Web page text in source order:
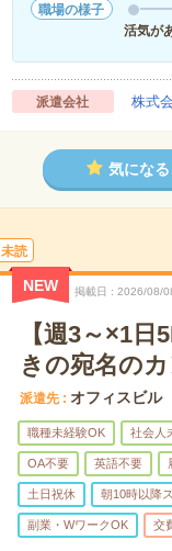
職場の様子
活気が
派遣会社 株式
気になる
未読
NEW 掲載日 2026/08/
【週3～×1
きの宛名の
派遣先 オフィスビル
職種未経験OK 社会人
OA不要 英語不要
土日祝休 朝10時以降
副業・WワークOK 交